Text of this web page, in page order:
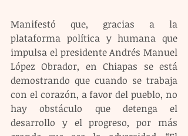
Manifestó que, gracias a la
plataforma política y humana que
impulsa el presidente Andrés Manuel
López Obrador, en Chiapas se está
demostrando que cuando se trabaja
con el corazón, a favor del pueblo, no
hay obstáculo que detenga el
desarrollo y el progreso, por más